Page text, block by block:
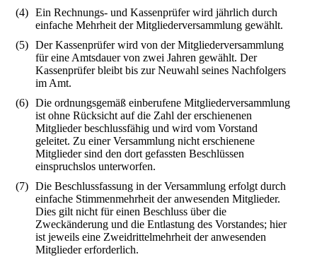
(4)
Ein Rechnungs- und Kassenprüfer wird jährlich durch
einfache Mehrheit der Mitgliederversammlung gewählt.
(5)
Der Kassenprüfer wird von der Mitgliederversammlung
für eine Amtsdauer von zwei Jahren gewählt. Der
Kassenprüfer bleibt bis zur Neuwahl seines Nachfolgers
im Amt.
(6)
Die ordnungsgemäß einberufene Mitgliederversammlung
ist ohne Rücksicht auf die Zahl der erschienenen
Mitglieder beschlussfähig und wird vom Vorstand
geleitet. Zu einer Versammlung nicht erschienene
Mitglieder sind den dort gefassten Beschlüssen
einspruchslos unterworfen.
(7)
Die Beschlussfassung in der Versammlung erfolgt durch
einfache Stimmenmehrheit der anwesenden Mitglieder.
Dies gilt nicht für einen Beschluss über die
Zweckänderung und die Entlastung des Vorstandes; hier
ist jeweils eine Zweidrittelmehrheit der anwesenden
Mitglieder erforderlich.